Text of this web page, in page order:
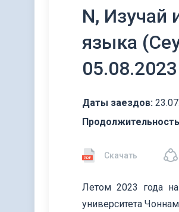
N, Изучай
языка
05.08.2023
Даты заездов:
Скачать
Летом 2023 года
университета